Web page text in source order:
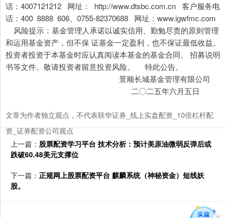
话：4007121212 网址： http://www.dtsbc.com.cn 客户服务电
话：400 8888 606、0755-82370688 网址：www.igwfmc.com
风险提示：基金管理人承诺以诚实信用、勤勉尽责的原则管理
和运用基金资产，但不保 证基金一定盈利，也不保证最低收益。
投资者投资于本基金时应认真阅读本基金的基金合同、 招募说明
书等文件。敬请投资者留意投资风险。 特此公告。
景顺长城基金管理有限公司
二〇二五年六月五日
文章为作者独立观点，不代表联华证券_线上实盘配资_10倍杠杆配
资_证券配资公司观点
上一篇： 股票配资学习平台 技术分析：预计美原油微弱反弹后或
跌破60.48美元支撑位
下一篇： 正规网上股票配资平台 麒麟系统（神秘资金）短线妖
股。